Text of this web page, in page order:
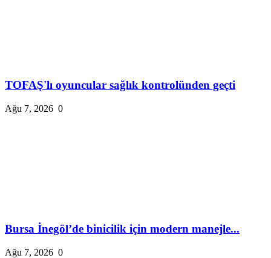
TOFAŞ'lı oyuncular sağlık kontrolünden geçti
Ağu 7, 2026 0
Bursa İnegöl’de binicilik için modern manejle...
Ağu 7, 2026 0